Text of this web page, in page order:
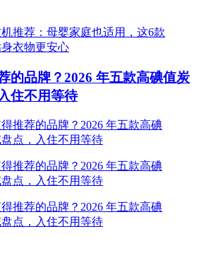
的品牌？2026 年五款高碘值炭
住不用等待